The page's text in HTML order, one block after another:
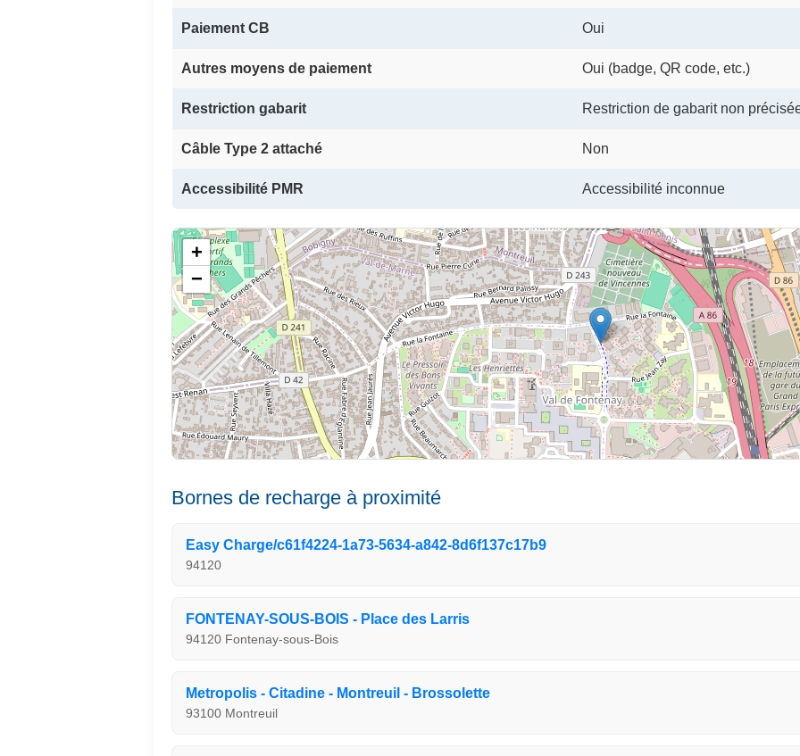
Paiement CB Oui
Autres moyens de paiement Oui (badge, QR code, etc.)
Restriction gabarit Restriction de gabarit non
Câble Type 2 attaché Non
Accessibilité PMR Accessibilité inconnue
+
−
Bornes de recharge à proximité
Easy Charge/c61f4224-1a73-5634-a842-8d6f137c17b9
94120
FONTENAY-SOUS-BOIS - Place des Larris
94120 Fontenay-sous-Bois
Metropolis - Citadine - Montreuil - Brossolette
93100 Montreuil